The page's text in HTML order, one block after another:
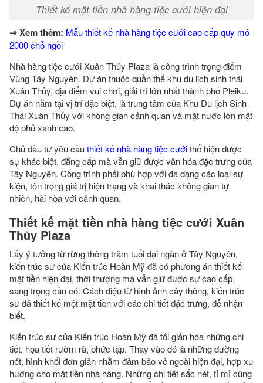
Thiết kế mặt tiền nhà hàng tiệc cưới hiện đại
⇒ Xem thêm: Mẫu thiết kế nhà hàng tiệc cưới cao cấp quy mô
2000 chỗ ngồi
Nhà hàng tiệc cưới Xuân Thủy Plaza là công trình trọng điểm
Vùng Tây Nguyên. Dự án thuộc quần thể khu du lịch sinh thái
Xuân Thủy, địa điểm vui chơi, giải trí lớn nhất thành phố Pleiku.
Dự án nằm tại vị trí đặc biệt, là trung tâm của Khu Du lịch Sinh
Thái Xuân Thủy với không gian cảnh quan và mặt nước lớn mật
độ phủ xanh cao.
Chủ đầu tư yêu cầuthiết kế nhà hàng tiệc cướithể hiện được
sự khác biệt, đẳng cấp mà vẫn giữ được văn hóa đặc trưng của
Tây Nguyên. Công trình phải phù hợp với đa dạng các loại sự
kiện, tôn trọng giá trị hiện trạng và khai thác không gian tự
nhiên, hài hòa với cảnh quan.
Thiết kế mặt tiền nhà hàng tiệc cưới Xuân
Thủy Plaza
Lấy ý tưởng từ rừng thông trăm tuổi đại ngàn ở Tây Nguyên,
kiến trúc sư của Kiến trúc Hoàn Mỹ đã có phương án thiết kế
mặt tiền hiện đại, thời thượng mà vẫn giữ được sự cao cấp,
sang trọng cần có. Cách điệu từ hình ảnh cây thông, kiến trúc
sư đã thiết kế một mặt tiền với các chi tiết đặc trưng, dễ nhận
biết.
Kiến trúc sư của Kiến trúc Hoàn Mỹ đã tối giản hóa những chi
tiết, họa tiết rườm rà, phức tạp. Thay vào đó là những đường
nét, hình khối đơn giản nhằm đảm bảo vẻ ngoài hiện đại, hợp xu
hướng cho mặt tiền nhà hàng. Những chi tiết sắc nét, tỉ mỉ cũng